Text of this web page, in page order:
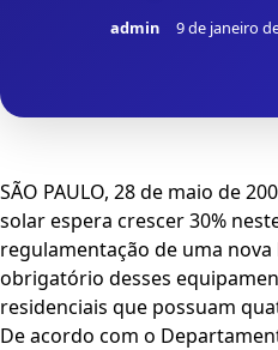
admin 9 de janeiro
SÃO PAULO, 28 de maio de
solar espera crescer 30%
regulamentação de uma
obrigatório desses
residenciais que possuam
De acordo com o